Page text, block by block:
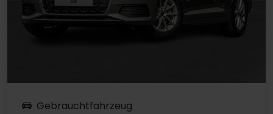
Gebrauchtfahrzeug